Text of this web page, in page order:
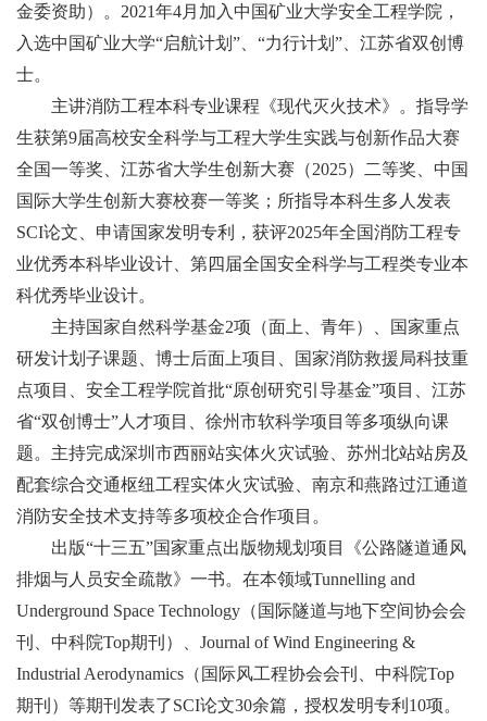
金委资助）。 2021年4月加入中国矿业大学安全工程学院，
入选中国矿业大学“启航计划”、“力行计划”、江苏省双创博
士。
主讲消防工程本科专业课程《现代灭火技术》。指导学
生获第9届高校安全科学与工程大学生实践与创新作品大赛
全国一等奖、江苏省大学生创新大赛（2025）二等奖、中国
国际大学生创新大赛校赛一等奖；所指导本科生多人发表
SCI论文、申请国家发明专利，获评2025年全国消防工程专
业优秀本科毕业设计、第四届全国安全科学与工程类专业本
科优秀毕业设计。
主持国家自然科学基金2项（面上、青年）、国家重点
研发计划子课题、博士后面上项目、国家消防救援局科技重
点项目、安全工程学院首批“原创研究引导基金”项目、江苏
省“双创博士”人才项目、徐州市软科学项目等多项纵向课
题。主持完成深圳市西丽站实体火灾试验、苏州北站站房及
配套综合交通枢纽工程实体火灾试验、南京和燕路过江通道
消防安全技术支持等多项校企合作项目。
出版“十三五”国家重点出版物规划项目《公路隧道通风
排烟与人员安全疏散》一书。在本领域Tunnelling and
Underground Space Technology （国际隧道与地下空间协会会
刊、中科院Top期刊）、 Journal of Wind Engineering &
Industrial Aerodynamics （国际风工程协会会刊、中科院Top
期刊）等期刊发表了SCI论文30余篇，授权发明专利 10项。